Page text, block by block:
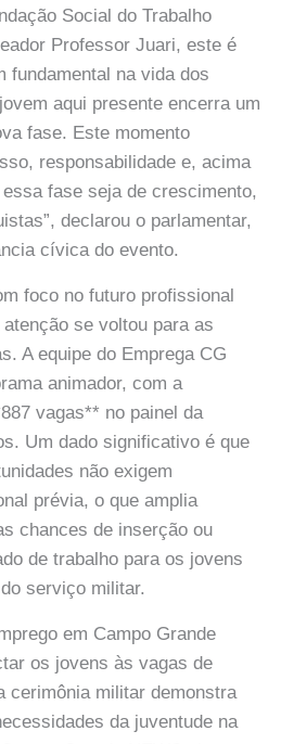
Social do Trabalho
Professor Juari, este é
fundamental na vida dos
aqui presente encerra um
fase. Este momento
responsabilidade e, acima
fase seja de crescimento,
declarou o parlamentar,
cívica do evento.
foco no futuro profissional
se voltou para as
A equipe do Emprega CG
animador, com a
vagas** no painel da
Um dado significativo é que
não exigem
prévia, o que amplia
chances de inserção ou
de trabalho para os jovens
serviço militar.
em Campo Grande
os jovens às vagas de
cerimônia militar demonstra
da juventude na